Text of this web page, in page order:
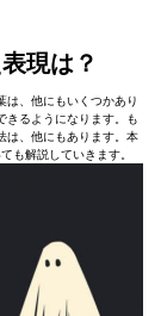
現は？
は、他にもいくつかあり
きるようになります。も
は、他にもあります。本
も解説していきます。